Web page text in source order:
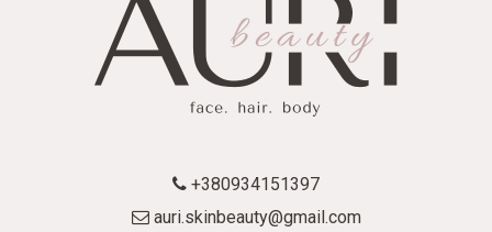
+380934151397
auri.skinbeauty@gmail.com